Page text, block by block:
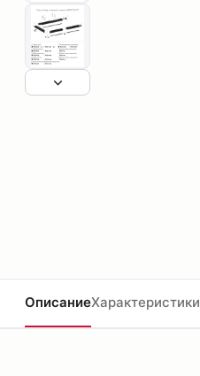
ОписаниеХарактеристики